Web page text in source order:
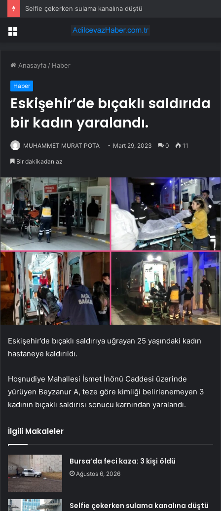
Selfie çekerken sulama kanalına düştü
Menü
Anasayfa / Haber
Haber
Eskişehir’de bıçaklı saldırıda
bir kadın yaralandı.
MUHAMMET MURAT POTA Mart 29, 2023 0 11
Bir dakikadan az
Eskişehir’de bıçaklı saldırıya uğrayan 25 yaşındaki kadın
hastaneye kaldırıldı.
Hoşnudiye Mahallesi İsmet İnönü Caddesi üzerinde
yürüyen Beyzanur A, teze göre kimliği belirlenemeyen 3
kadının bıçaklı saldırısı sonucu karnından yaralandı.
İlgili Makaleler
Bursa’da feci kaza: 3 kişi öldü
Ağustos 6, 2026
Selfie çekerken sulama kanalına düştü